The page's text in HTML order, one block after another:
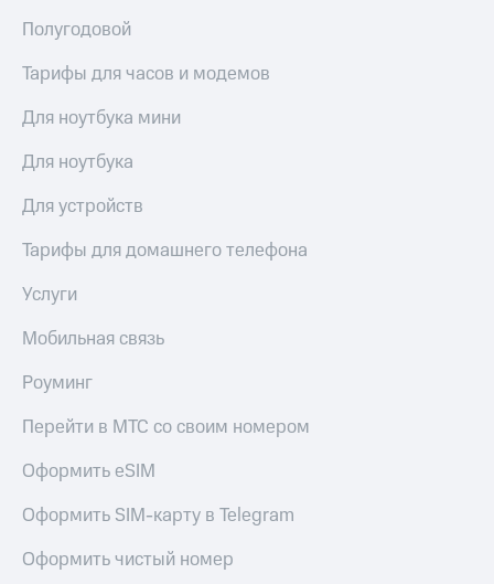
Полугодовой
Тарифы для часов и модемов
Для ноутбука мини
Для ноутбука
Для устройств
Тарифы для домашнего телефона
Услуги
Мобильная связь
Роуминг
Перейти в МТС со своим номером
Оформить eSIM
Оформить SIM-карту в Telegram
Оформить чистый номер